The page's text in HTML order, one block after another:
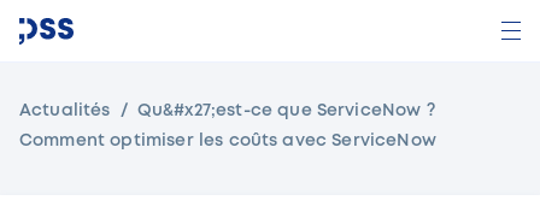
Actualités Qu&#x27;est-ce que ServiceNow ?
Comment optimiser les coûts avec ServiceNow